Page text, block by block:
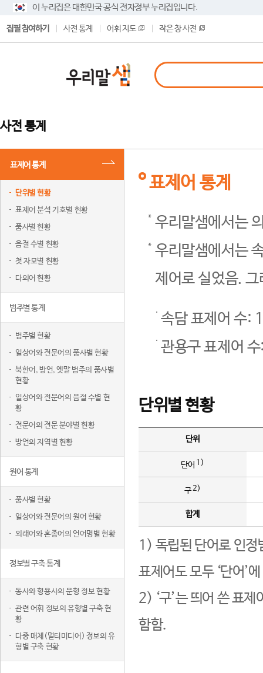
이 누리집은 대한민국 공식 전자정부 누리집입니다.
집필 참여하기 사전 통계 어휘 지도 작은 창 사전
사전 통계
표제어 통계
단위별 현황
표제어 분석 기호별 현황
품사별 현황
음절 수별 현황
첫 자모별 현황
다의어 현황
범주별 통계
범주별 현황
일상어와 전문어의 품사별 현황
북한어, 방언, 옛말 범주의 품사별
현황
일상어와 전문어의 음절 수별 현
황
전문어의 전문 분야별 현황
방언의 지역별 현황
원어 통계
품사별 현황
일상어와 전문어의 원어 현황
외래어와 혼종어의 언어명별 현황
정보별 구축 통계
동사와 형용사의 문형 정보 현황
관련 어휘 정보의 유형별 구축 현
황
다중 매체(멀티미디어) 정보의 유
형별 구축 현황
표제어 통계
우리말샘에서는
우리말샘에서는
제어로 실었음.
속담 표제어 수:
관용구 표제어
단위별 현황
단위
단어 1)
구2)
합계
1) 독립된 단어로 인정
표제어도 모두 ‘단어’
2) ‘구’는 띄어 쓴 표
함함.